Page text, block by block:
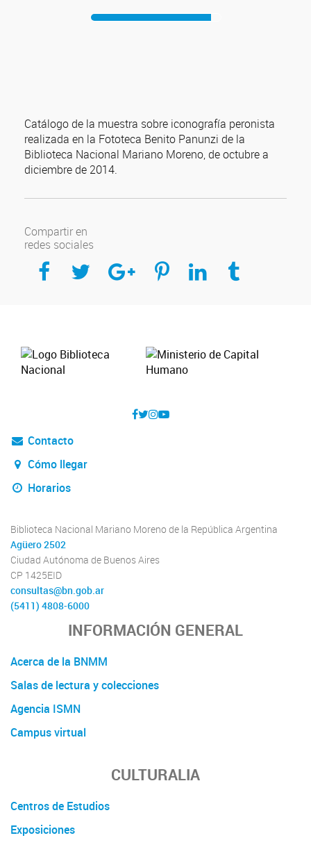
Catálogo de la muestra sobre iconografía peronista
realizada en la Fototeca Benito Panunzi de la
Biblioteca Nacional Mariano Moreno, de octubre a
diciembre de 2014.
Compartir en
redes sociales
Compartir en Facebook Compartir en Twitter Compartir en Google Plus Compartir en Pinterest Compartir en Linkedin Compartir en Tumblr
Contacto
Cómo llegar
Horarios
Biblioteca Nacional Mariano Moreno de la República Argentina
Agüero 2502
Ciudad Autónoma de Buenos Aires
CP 1425EID
consultas@bn.gob.ar
(5411) 4808-6000
INFORMACIÓN GENERAL
Acerca de la BNMM
Salas de lectura y colecciones
Agencia ISMN
Campus virtual
CULTURALIA
Centros de Estudios
Exposiciones